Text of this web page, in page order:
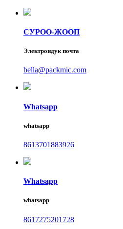
СУРОО-ЖООП
Электрондук почта
bella@packmic.com
Whatsapp
whatsapp
8613701883926
Whatsapp
whatsapp
8617275201728